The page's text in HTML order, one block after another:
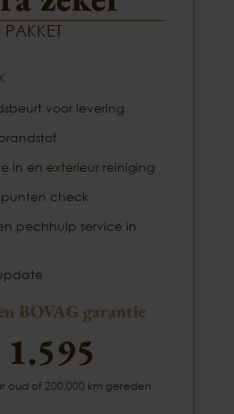
PAKKET
voor levering
in en exterieur reiniging
punten check
pechhulp service in
BOVAG garantie
oud of 200.000 km gereden